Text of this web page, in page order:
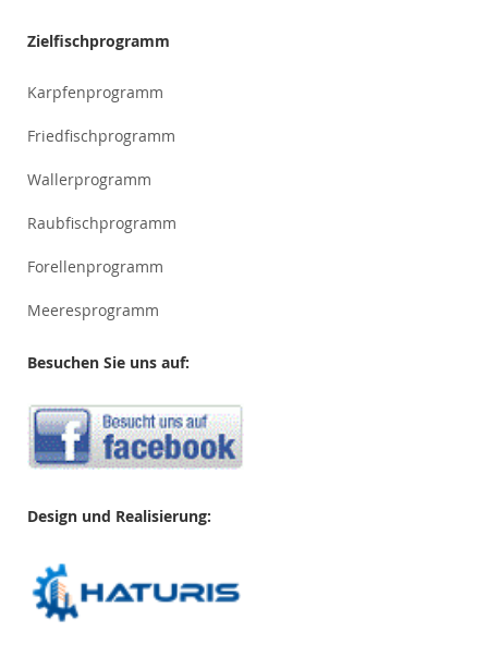
Zielfischprogramm
Karpfenprogramm
Friedfischprogramm
Wallerprogramm
Raubfischprogramm
Forellenprogramm
Meeresprogramm
Besuchen Sie uns auf:
Design und Realisierung: